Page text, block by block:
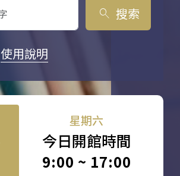
search 搜索
使用說明
星期六
今日開館時間
9:00 ~ 17:00